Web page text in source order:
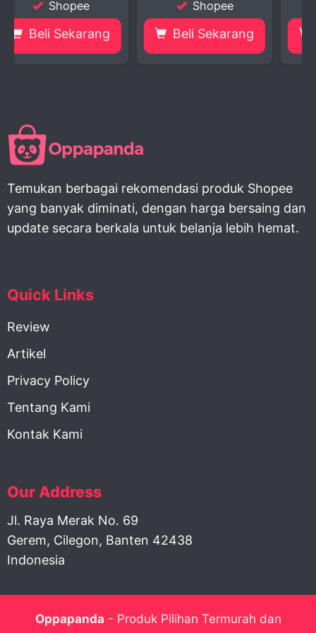
Beli Sekarang Beli Sekarang
Temukan berbagai rekomendasi produk Shopee
yang banyak diminati, dengan harga bersaing dan
update secara berkala untuk belanja lebih hemat.
Quick Links
Review
Artikel
Privacy Policy
Tentang Kami
Kontak Kami
Our Address
Jl. Raya Merak No. 69
Gerem, Cilegon, Banten 42438
Indonesia
Oppapanda - Produk Pilihan Termurah dan